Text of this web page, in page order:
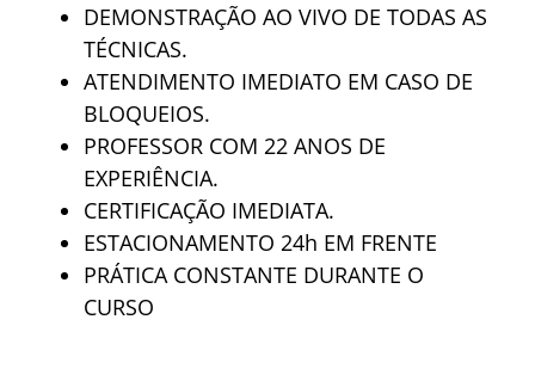
DEMONSTRAÇÃO AO VIVO DE TODAS AS
TÉCNICAS.
ATENDIMENTO IMEDIATO EM CASO DE
BLOQUEIOS.
PROFESSOR COM 22 ANOS DE
EXPERIÊNCIA.
CERTIFICAÇÃO IMEDIATA.
ESTACIONAMENTO 24h EM FRENTE
PRÁTICA CONSTANTE DURANTE O
CURSO